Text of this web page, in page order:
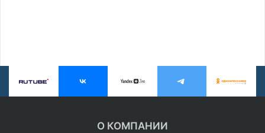
О КОМПАНИИ